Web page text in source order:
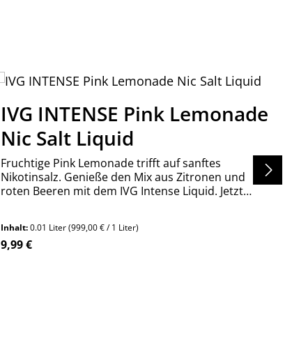
IVG INTENSE Pink Lemonade
Nic Salt Liquid
Fruchtige Pink Lemonade trifft auf sanftes
Nikotinsalz. Genieße den Mix aus Zitronen und
roten Beeren mit dem IVG Intense Liquid. Jetzt
Inhalt:0.01 Liter(999,00 € / 1 Liter)
Regulärer Preis:
9,99 €